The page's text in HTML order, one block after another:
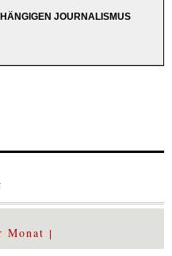
JOURNALISMUS
Monat